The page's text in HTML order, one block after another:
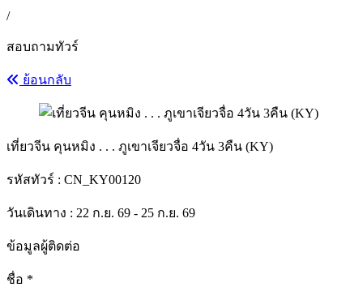
/
สอบถามทัวร์
ย้อนกลับ
เที่ยวจีน คุนหมิง . . . ภูเขาเจียวจื่อ 4วัน 3คืน (KY)
รหัสทัวร์ : CN_KY00120
วันเดินทาง : 22 ก.ย. 69 - 25 ก.ย. 69
ข้อมูลผู้ติดต่อ
ชื่อ *